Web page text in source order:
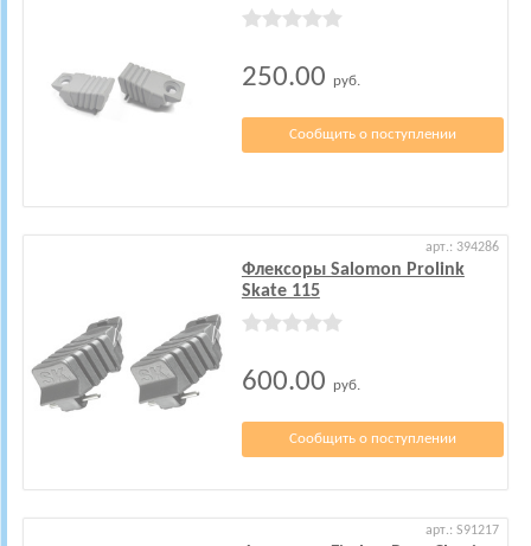
250.00 руб.
Сообщить о поступлении
арт.: 394286
Флексоры Salomon Prolink
Skate 115
600.00 руб.
Сообщить о поступлении
арт.: S91217